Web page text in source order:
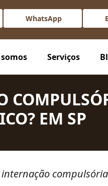
e todos os passos
WhatsApp
Serviços
EM SP